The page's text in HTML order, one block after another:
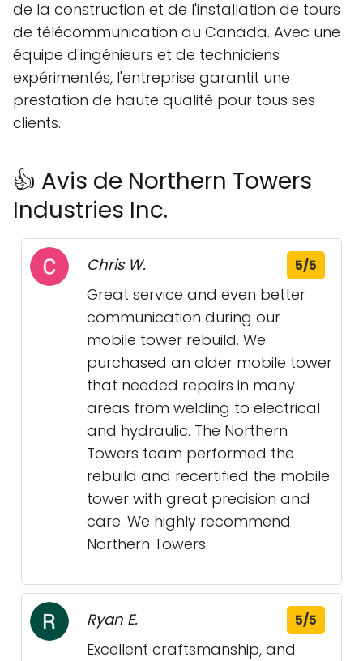
de la construction et de l'installation de tours
de télécommunication au Canada. Avec une
équipe d'ingénieurs et de techniciens
expérimentés, l'entreprise garantit une
prestation de haute qualité pour tous ses
clients.
👍 Avis de Northern Towers
Industries Inc.
Chris W. 5/5
Great service and even better
communication during our
mobile tower rebuild. We
purchased an older mobile tower
that needed repairs in many
areas from welding to electrical
and hydraulic. The Northern
Towers team performed the
rebuild and recertified the mobile
tower with great precision and
care. We highly recommend
Northern Towers.
Ryan E. 5/5
Excellent craftsmanship, and